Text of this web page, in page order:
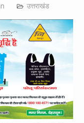
उत्तराखंड